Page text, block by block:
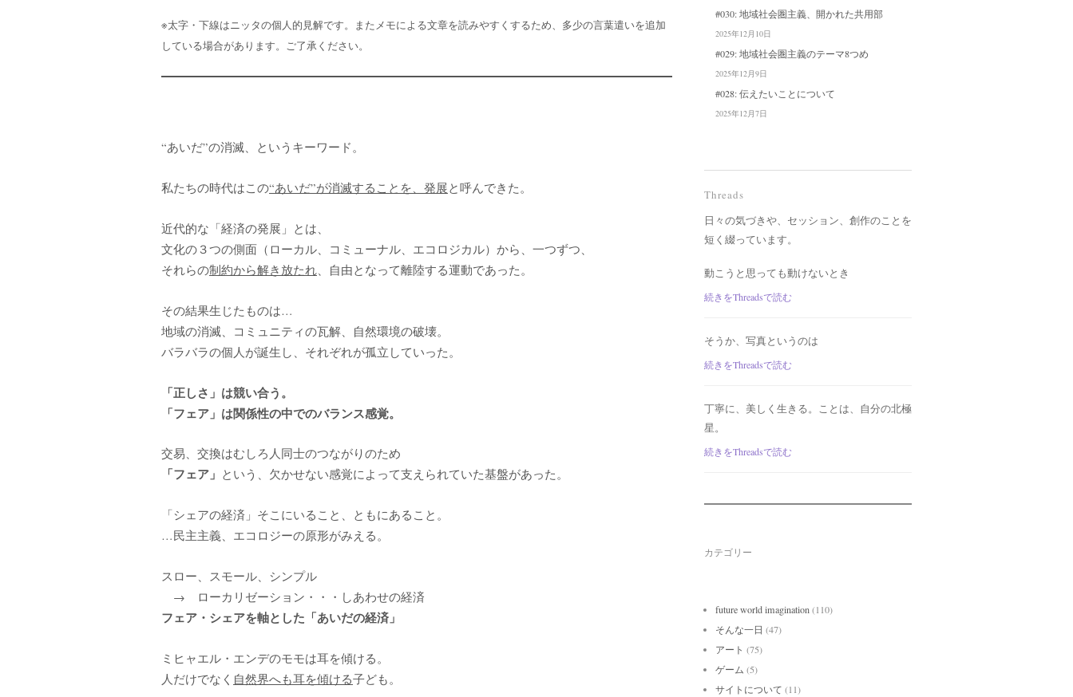
※太字・下線はニッタの個人的見解です。またメモによる文章を読みやすくするため、多少の言葉遣いを追加
している場合があります。ご了承ください。
“あいだ”の消滅、というキーワード。
私たちの時代はこの“あいだ”が消滅することを、発展と呼んできた。
近代的な「経済の発展」とは、
文化の３つの側面（ローカル、コミューナル、エコロジカル）から、一つずつ、
それらの制約から解き放たれ、自由となって離陸する運動であった。
その結果生じたものは…
地域の消滅、コミュニティの瓦解、自然環境の破壊。
バラバラの個人が誕生し、それぞれが孤立していった。
「正しさ」は競い合う。
「フェア」は関係性の中でのバランス感覚。
交易、交換はむしろ人同士のつながりのため
「フェア」 という、欠かせない感覚によって支えられていた基盤があった。
「シェアの経済」そこにいること、ともにあること。
…民主主義、エコロジーの原形がみえる。
スロー、スモール、シンプル
→ ローカリゼーション・・・しあわせの経済
フェア・シェアを軸とした「あいだの経済」
ミヒャエル・エンデのモモは耳を傾ける。
人だけでなく 自然界へも耳を傾ける子ども。
#030: 地域社会圏主義、開かれた共用部
2025年12月10日
#029: 地域社会圏主義のテーマ8つめ
2025年12月9日
#028: 伝えたいことについて
2025年12月7日
Threads
日々の気づきや、セッション、創作のことを
短く綴っています。
動こうと思っても動けないとき
続きをThreadsで読む
そうか、写真というのは
続きをThreadsで読む
丁寧に、美しく生きる。ことは、自分の北極
星。
続きをThreadsで読む
カテゴリー
future world imagination(110)
そんな一日 (47)
アート (75)
ゲーム (5)
サイトについて (11)